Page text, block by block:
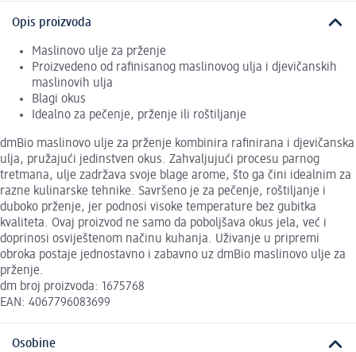
Opis proizvoda
Maslinovo ulje za prženje
Proizvedeno od rafinisanog maslinovog ulja i djevičanskih
maslinovih ulja
Blagi okus
Idealno za pečenje, prženje ili roštiljanje
dmBio maslinovo ulje za prženje kombinira rafinirana i djevičanska
ulja, pružajući jedinstven okus. Zahvaljujući procesu parnog
tretmana, ulje zadržava svoje blage arome, što ga čini idealnim za
razne kulinarske tehnike. Savršeno je za pečenje, roštiljanje i
duboko prženje, jer podnosi visoke temperature bez gubitka
kvaliteta. Ovaj proizvod ne samo da poboljšava okus jela, već i
doprinosi osviještenom načinu kuhanja. Uživanje u pripremi
obroka postaje jednostavno i zabavno uz dmBio maslinovo ulje za
prženje.
dm broj proizvoda: 1675768
EAN: 4067796083699
Osobine